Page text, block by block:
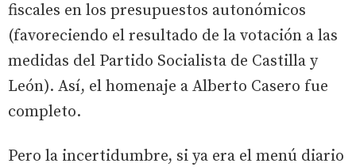
fiscales en los presupuestos autonómicos
(favoreciendo el resultado de la votación a las
medidas del Partido Socialista de Castilla y
León). Así, el homenaje a Alberto Casero fue
completo.
Pero la incertidumbre, si ya era el menú diario